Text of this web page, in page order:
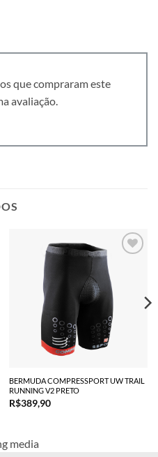
que compraram este
avaliação.
BERMUDA COMPRESSPORT UW TRAIL
RUNNING V2 PRETO
R$389,90
media